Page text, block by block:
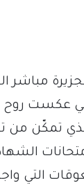
مباشر
عكست روح
تمكّن من
في امتحانات
التي